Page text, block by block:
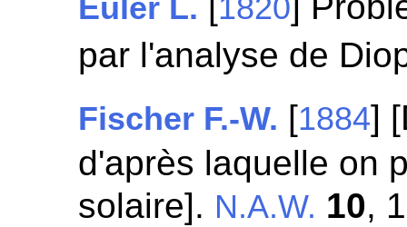
Euler L. 1820
par l'analyse de
Fischer F.-W. [1884]
d'après laquelle on
solaire]. N.A.W. 10,